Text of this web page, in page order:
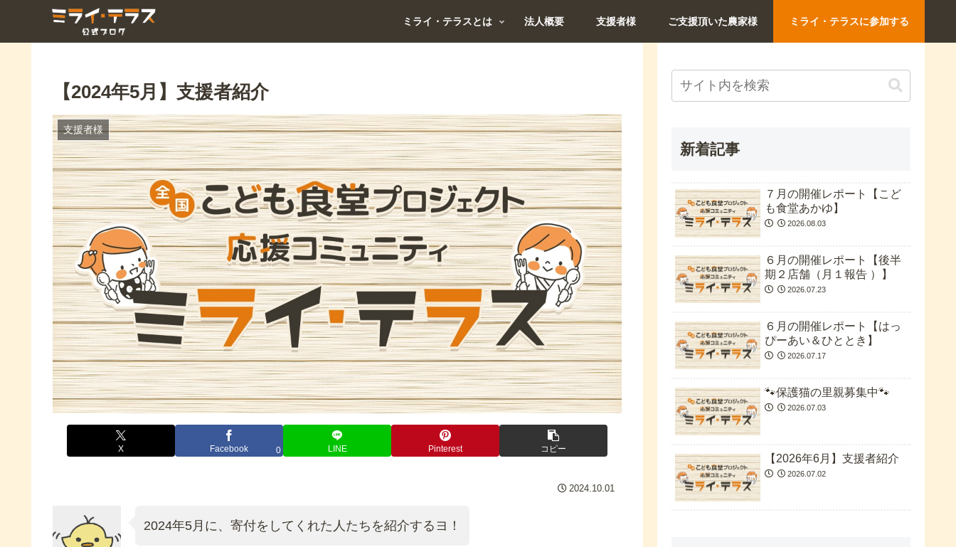
ミライ・テラスとは 法人概要 支援者様 ご支援頂いた農家様 ミライ・テラスに参加する
【2024年5月】支援者紹介
支援者様
X Facebook 0 LINE Pinterest コピー
2024.10.01
2024年5月に、寄付をしてくれた人たちを紹介するヨ！
新着記事
７月の開催レポート【こど
も食堂あかゆ】
2026.08.03
６月の開催レポート【後半
期２店舗（月１報告 ）】
2026.07.23
６月の開催レポート【はっ
ぴーあい＆ひととき】
2026.07.17
🐾保護猫の里親募集中🐾
2026.07.03
【2026年6月】支援者紹介
2026.07.02